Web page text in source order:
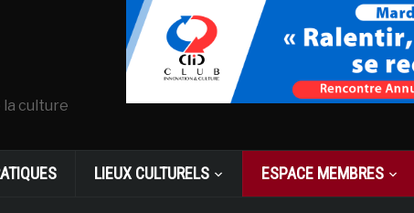
culture
LIEUX CULTURELS ESPACE MEMBRES